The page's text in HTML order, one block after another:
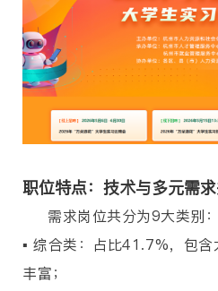
职位特点：技术与多元需
需求岗位共分为9大类别：
▪️ ‌综合类 ‌：占比41.7%，包含
丰富；